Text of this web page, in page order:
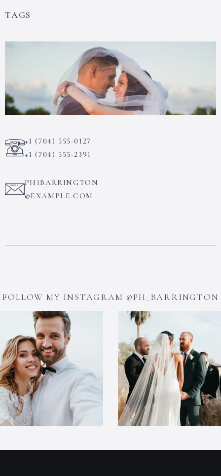
TAGS
+1 (704) 555-0127
+1 (704) 555-2391
PH1BARRINGTON
@EXAMPLE.COM
FOLLOW MY INSTAGRAM @PH_BARRINGTON